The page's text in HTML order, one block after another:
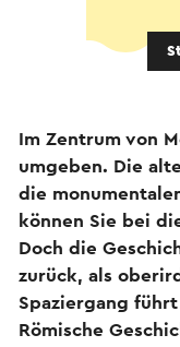
Im Zentrum von
umgeben. Die
die
können Sie bei
Doch die
zurück, als
Spaziergang
Römische